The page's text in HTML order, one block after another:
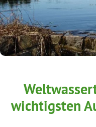
wichtigsten